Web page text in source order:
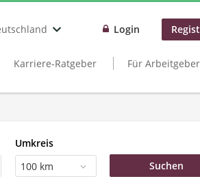
Login
Karriere-Ratgeber Für
Umkreis
100 km